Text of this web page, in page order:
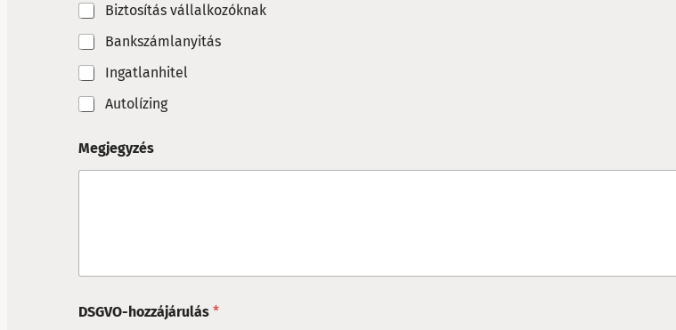
Biztosítás vállalkozóknak
Bankszámlanyitás
Ingatlanhitel
Autolízing
M
e
s
*
Megjegyzés
DSGVO-hozzájárulás *